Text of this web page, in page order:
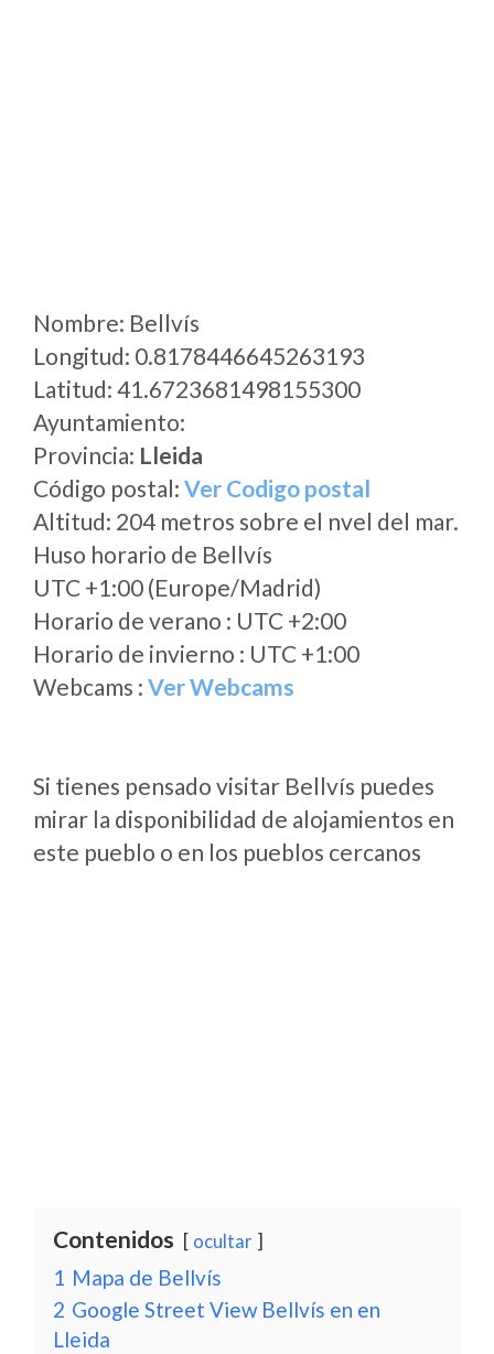
Nombre: Bellvís
Longitud: 0.8178446645263193
Latitud: 41.6723681498155300
Ayuntamiento:
Provincia: Lleida
Código postal: Ver Codigo postal
Altitud: 204 metros sobre el nvel del mar.
Huso horario de Bellvís
UTC +1:00 (Europe/Madrid)
Horario de verano : UTC +2:00
Horario de invierno : UTC +1:00
Webcams : Ver Webcams
Si tienes pensado visitar Bellvís puedes
mirar la disponibilidad de alojamientos en
este pueblo o en los pueblos cercanos
Contenidos ocultar
1 Mapa de Bellvís
2 Google Street View Bellvís en en
Lleida